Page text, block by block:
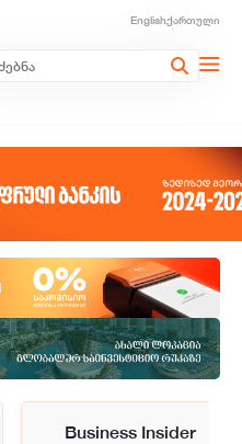
Englishქართული
Business Insider